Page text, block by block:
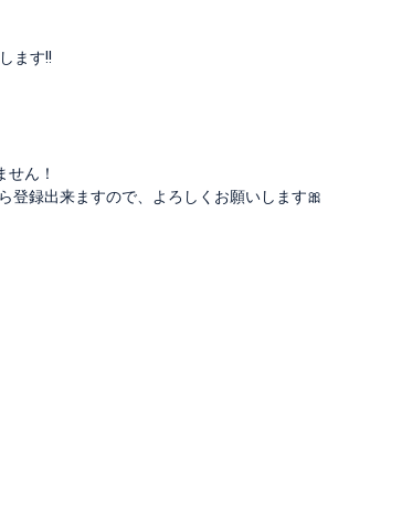
ます!!
ん！
録出来ますので、よろしくお願いします🎀